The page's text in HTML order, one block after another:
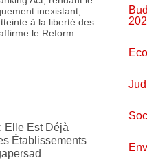
inexistant,
à la liberté des
le Reform
Elle Est Déjà
Établissements